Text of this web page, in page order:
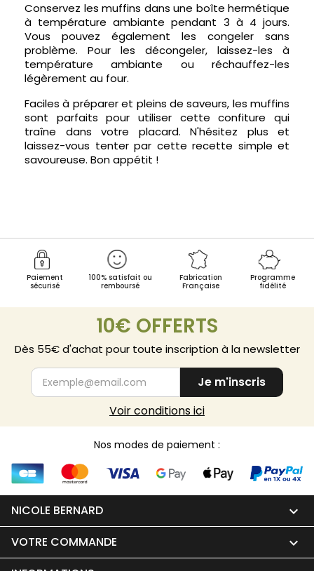
Conservez les muffins dans une boîte hermétique
à température ambiante pendant 3 à 4 jours.
Vous pouvez également les congeler sans
problème. Pour les décongeler, laissez-les à
température ambiante ou réchauffez-les
légèrement au four.
Faciles à préparer et pleins de saveurs, les muffins
sont parfaits pour utiliser cette confiture qui
traîne dans votre placard. N'hésitez plus et
laissez-vous tenter par cette recette simple et
savoureuse. Bon appétit !
Paiement
sécurisé
100% satisfait ou
remboursé
Fabrication
Française
Programme
fidélité
10€ OFFERTS
Dès 55€ d'achat pour toute inscription à la newsletter
Je m'inscris
Voir conditions ici
Nos modes de paiement :
NICOLE BERNARD 
VOTRE COMMANDE 